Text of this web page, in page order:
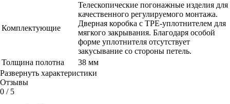
Комплектующие
Телескопические погонажные изделия для
качественного регулируемого монтажа.
Дверная коробка с TPE-уплотнителем для
мягкого закрывания. Благодаря особой
форме уплотнителя отсутствует
закусывание со стороны петель.
Толщина полотна
38 мм
Развернуть характеристики
Отзывы
0 / 5